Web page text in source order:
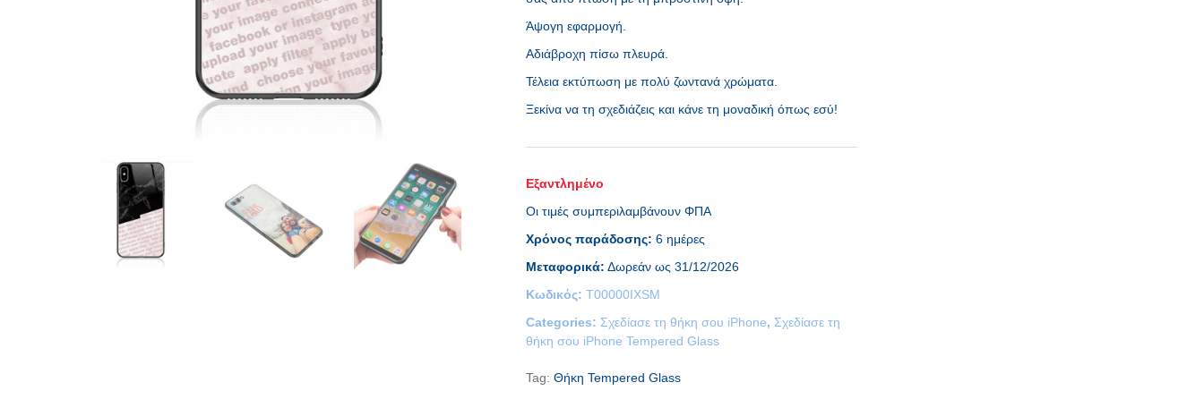
Άψογη εφαρμογή.
Αδιάβροχη πίσω πλευρά.
Τέλεια εκτύπωση με πολύ ζωντανά χρώματα.
Ξεκίνα να τη σχεδιάζεις και κάνε τη μοναδική όπως εσύ!
Εξαντλημένο
Οι τιμές συμπεριλαμβάνουν ΦΠΑ
Χρόνος παράδοσης: 6 ημέρες
Μεταφορικά: Δωρεάν ως 31/12/2026
Κωδικός: T00000IXSM
Categories: Σχεδίασε τη θήκη σου iPhone, Σχεδίασε τη
θήκη σου iPhone Tempered Glass
Tag: Θήκη Tempered Glass